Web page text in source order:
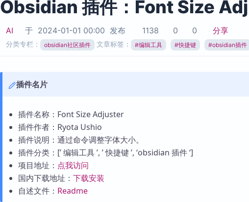
协作者
热门链
加速访问 Obsidian 官方
市场
Obsidian 插件：Font Size
AI 于 2024-01-01 00:00 发布 1138 0 0 分享
分类专栏： obsidian社区插件 文章标签： #编辑工具 #快捷键 #obsidian插件
插件名片
插件名称：Font Size Adjuster
插件作者：Ryota Ushio
插件说明：通过命令调整字体大小。
插件分类：[’ 编辑工具 ’, ’ 快捷键 ’, ‘obsidian 插件 ‘]
项目地址： 点我访问
国内下载地址： 下载安装
自述文件： Readme